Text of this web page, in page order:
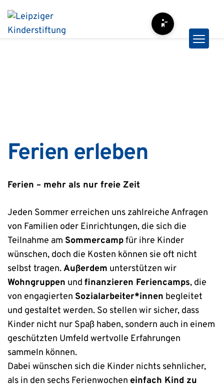
Inhalt
springen
Ferien erleben
Ferien – mehr als nur freie Zeit
Jeden Sommer erreichen uns zahlreiche Anfragen
von Familien oder Einrichtungen, die sich die
Teilnahme am Sommercampfür ihre Kinder
wünschen, doch die Kosten können sie oft nicht
selbst tragen.Außerdem unterstützen wir
Wohngruppen und finanzieren Feriencamps, die
von engagierten Sozialarbeiter*innen begleitet
und gestaltet werden. So stellen wir sicher, dass
Kinder nicht nur Spaß haben, sondern auch in einem
geschützten Umfeld wertvolle Erfahrungen
sammeln können.
Dabei wünschen sich die Kinder nichts sehnlicher,
als in den sechs Ferienwochen einfach Kind zu
Barrierefreiheit-